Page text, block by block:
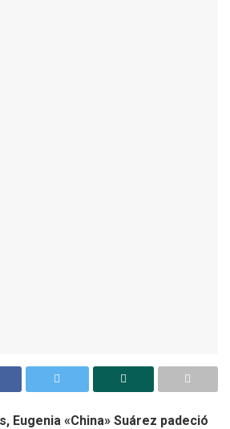
Eugenia «China» Suárez padeció